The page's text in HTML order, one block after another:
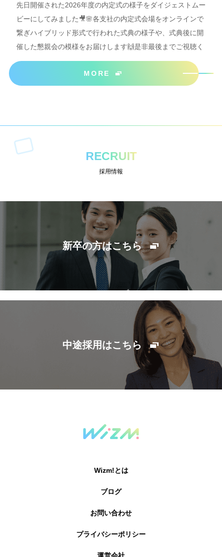
先日開催された2026年度の内定式の様子をダイジェストムー
ビーにしてみました🎥🌸各支社の内定式会場をオンラインで
繋ぎハイブリッド形式で行われた式典の様子や、式典後に開
催した懇親会の模様をお届けします🙌是非最後までご視聴く
ださいね＾＾
MORE
RECRUIT
採用情報
新卒の方はこちら
中途採用はこちら
Wizm!とは
ブログ
お問い合わせ
プライバシーポリシー